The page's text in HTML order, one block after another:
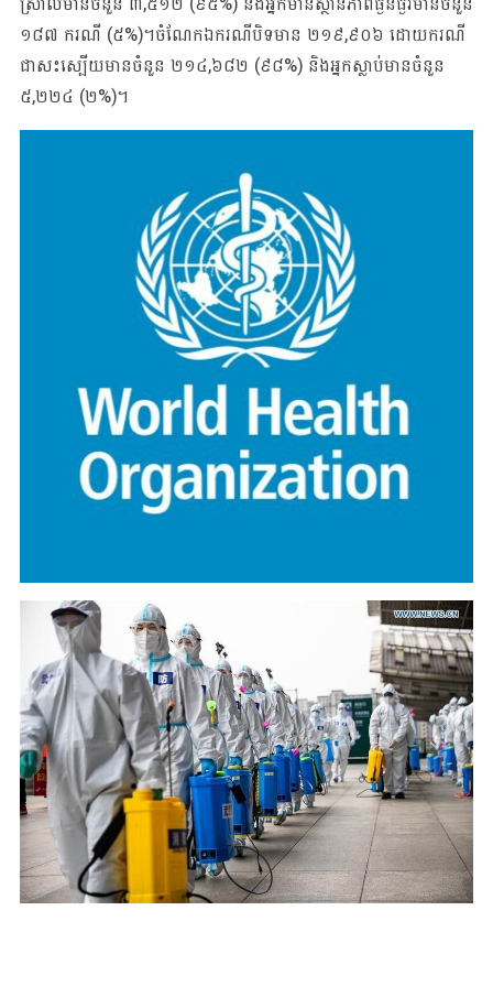
១៨៧ ករណី (៥%)។ចំណែកឯករណីបិទមាន ២១៩,៩០៦ ដោយករណី
ជាសះស្បើយមានចំនួន ២១៤,៦៨២ (៩៨%) និងអ្នកស្លាប់មានចំនួន
៥,២២៤ (២%)។